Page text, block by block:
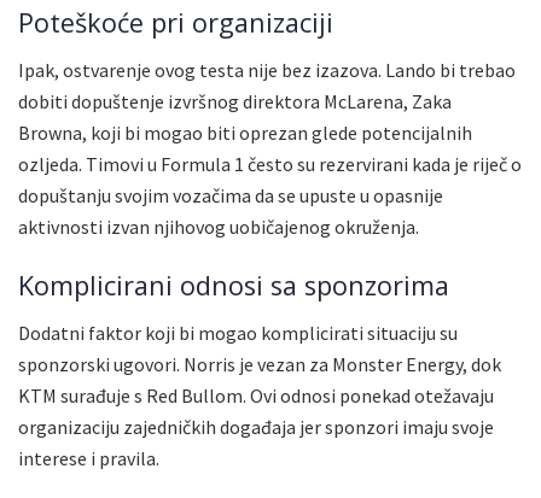
Poteškoće pri organizaciji
Ipak, ostvarenje ovog testa nije bez izazova. Lando bi trebao
dobiti dopuštenje izvršnog direktora McLarena, Zaka
Browna, koji bi mogao biti oprezan glede potencijalnih
ozljeda. Timovi u Formula 1 često su rezervirani kada je riječ o
dopuštanju svojim vozačima da se upuste u opasnije
aktivnosti izvan njihovog uobičajenog okruženja.
Komplicirani odnosi sa sponzorima
Dodatni faktor koji bi mogao komplicirati situaciju su
sponzorski ugovori. Norris je vezan za Monster Energy, dok
KTM surađuje s Red Bullom. Ovi odnosi ponekad otežavaju
organizaciju zajedničkih događaja jer sponzori imaju svoje
interese i pravila.